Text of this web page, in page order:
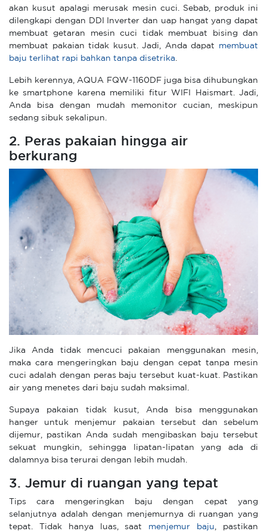
akan kusut apalagi merusak mesin cuci. Sebab, produk ini
dilengkapi dengan DDI Inverter dan uap hangat yang dapat
membuat getaran mesin cuci tidak membuat bising dan
membuat pakaian tidak kusut. Jadi, Anda dapat membuat
baju terlihat rapi bahkan tanpa disetrika
Lebih kerennya, AQUA FQW-1160DF juga bisa dihubungkan
ke smartphone karena memiliki fitur WIFI Haismart. Jadi,
Anda bisa dengan mudah memonitor cucian, meskipun
sedang sibuk sekalipun.
2. Peras pakaian hingga air
berkurang
Jika Anda tidak mencuci pakaian menggunakan mesin,
maka cara mengeringkan baju dengan cepat tanpa mesin
cuci adalah dengan peras baju tersebut kuat-kuat. Pastikan
air yang menetes dari baju sudah maksimal.
Supaya pakaian tidak kusut, Anda bisa menggunakan
hanger untuk menjemur pakaian tersebut dan sebelum
dijemur, pastikan Anda sudah mengibaskan baju tersebut
sekuat mungkin, sehingga lipatan-lipatan yang ada di
dalamnya bisa terurai dengan lebih mudah.
3. Jemur di ruangan yang tepat
Tips cara mengeringkan baju dengan cepat yang
selanjutnya adalah dengan menjemurnya di ruangan yang
tepat. Tidak hanya luas, saat menjemur baju , pastikan